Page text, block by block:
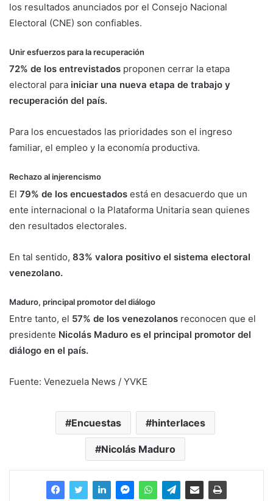
los resultados anunciados por el Consejo Nacional
Electoral (CNE) son confiables.
Unir esfuerzos para la recuperación
72% de los entrevistados proponen cerrar la etapa
electoral para iniciar una nueva etapa de trabajo y
recuperación del país.
Para los encuestados las prioridades son el ingreso
familiar, el empleo y la economía productiva.
Rechazo al injerencismo
El 79% de los encuestados está en desacuerdo que un
ente internacional o la Plataforma Unitaria sean quienes
den resultados electorales.
En tal sentido, 83% valora positivo el sistema electoral
venezolano.
Maduro, principal promotor del diálogo
Entre tanto, el 57% de los venezolanos reconocen que el
presidente Nicolás Maduro es el principal promotor del
diálogo en el país.
Fuente: Venezuela News / YVKE
Encuestas hinterlaces
Nicolás Maduro